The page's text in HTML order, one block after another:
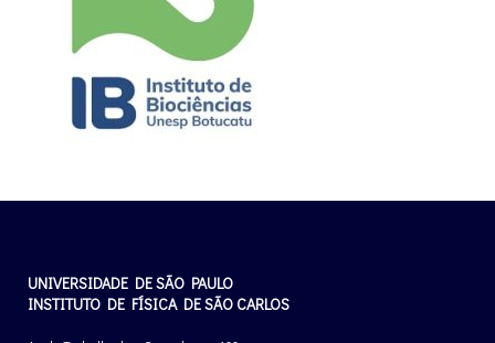
UNIVERSIDADE DE SÃO PAULO
INSTITUTO DE FÍSICA DE SÃO CARLOS